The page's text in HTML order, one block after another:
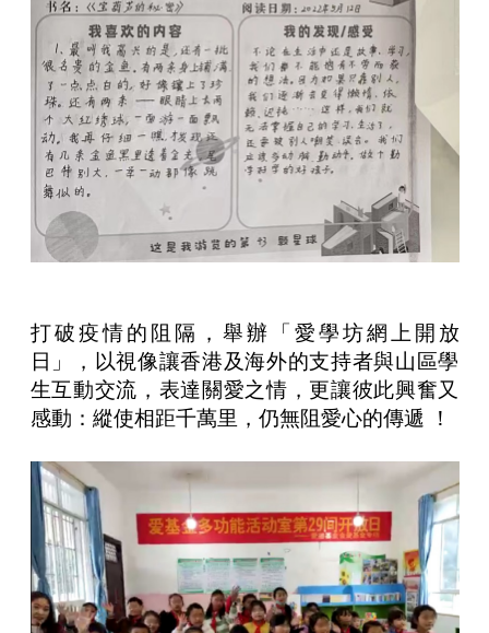
打破疫情的阻隔，舉辦「愛學坊網上開放
日」，以視像讓香港及海外的支持者與山區學
生互動交流，表達關愛之情，更讓彼此興奮又
感動：縱使相距千萬里，仍無阻愛心的傳遞 ！